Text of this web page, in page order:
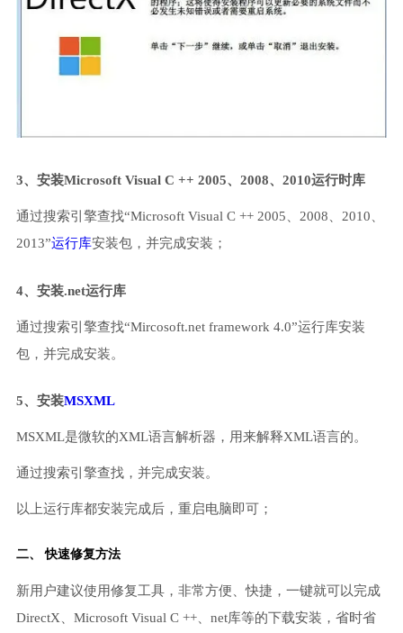
3、安装Microsoft Visual C ++ 2005、2008、2010运行时库
通过搜索引擎查找“Microsoft Visual C ++ 2005、2008、2010、
2013”运行库安装包，并完成安装；
4、安装.net运行库
通过搜索引擎查找“Mircosoft.net framework 4.0”运行库安装
包，并完成安装。
5、安装MSXML
MSXML是微软的XML语言解析器，用来解释XML语言的。
通过搜索引擎查找，并完成安装。
以上运行库都安装完成后，重启电脑即可；
二、 快速修复方法
新用户建议使用修复工具，非常方便、快捷，一键就可以完成
DirectX、Microsoft Visual C ++、net库等的下载安装，省时省